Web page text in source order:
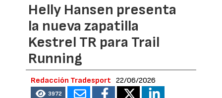
Helly Hansen presenta
la nueva zapatilla
Kestrel TR para Trail
Running
Redacción Tradesport 22/06/2026
3972